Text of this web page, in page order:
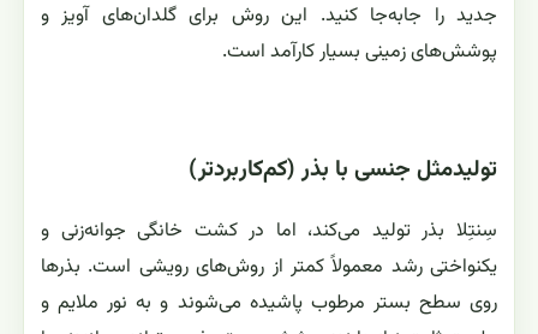
جدید را جابه‌جا کنید. این روش برای گلدان‌های آویز و
پوشش‌های زمینی بسیار کارآمد است.
تولیدمثل جنسی با بذر (کم‌کاربردتر)
سِنتِلا بذر تولید می‌کند، اما در کشت خانگی جوانه‌زنی و
یکنواختی رشد معمولاً کمتر از روش‌های رویشی است. بذرها
روی سطح بستر مرطوب پاشیده می‌شوند و به نور ملایم و